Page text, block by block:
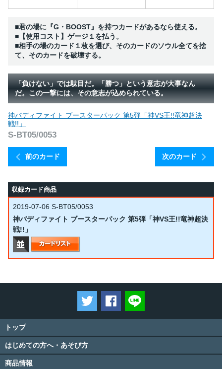
■君の場に『G・BOOST』を持つカードがあるなら使える。
■【使用コスト】ゲージ１を払う。
■相手の場のカード１枚を選び、そのカードのソウル全てを捨
て、そのカードを破壊する。
「負けない」では駄目だ。「勝つ」という意志が大事なん
だ。この一撃には、その意志が込められている。
前のカード
神バディファイト ブースターパック 第5弾「神VS王!!竜神超決
戦!!」
S-BT05/0053
次のカード
収録カード商品
2019-07-06 S-BT05/0053
神バディファイト ブースターパック 第5弾「神VS王!!竜神超決
戦!!」
ツイートするFacebookでシェアする
トップ
はじめての方へ・あそび方
商品情報